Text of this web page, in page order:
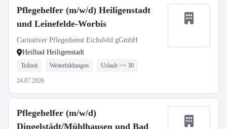
Pflegehelfer (m/w/d) Heiligenstadt
und Leinefelde-Worbis
Caritativer Pflegedienst Eichsfeld gGmbH
Heilbad Heiligenstadt
Teilzeit Weiterbildungen Urlaub >= 30
24.07.2026
Pflegehelfer (m/w/d)
Dingelstädt/Mühlhausen und Bad